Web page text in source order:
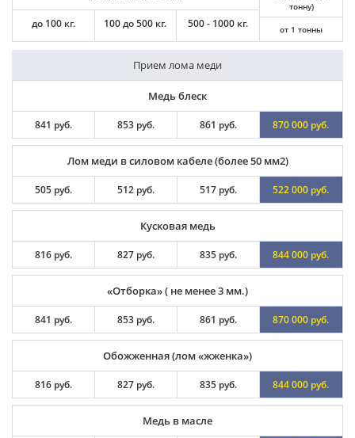
до 100 кг. 100 до 500 кг. 500 - 1000 кг.
тонну)
от 1 тонны
Прием лома меди
Медь блеск
841 руб. 853 руб. 861 руб. 870 000 руб.
Лом меди в силовом кабеле (более 50 мм2)
505 руб. 512 руб. 517 руб. 522 000 руб.
Кусковая медь
816 руб. 827 руб. 835 руб. 844 000 руб.
«Отборка» ( не менее 3 мм.)
841 руб. 853 руб. 861 руб. 870 000 руб.
Обожженная (лом «жженка»)
816 руб. 827 руб. 835 руб. 844 000 руб.
Медь в масле